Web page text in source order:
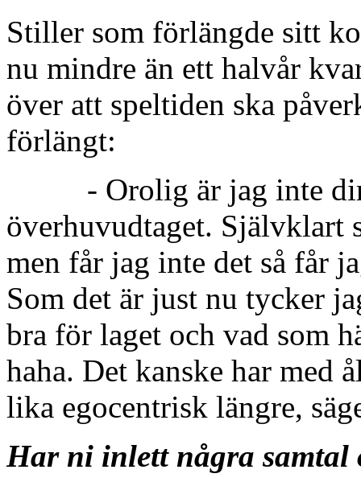
Stiller som förlängde sitt
nu mindre än ett halvår
över att speltiden ska
förlängt:
- Orolig är jag inte
överhuvudtaget. Självklart
men får jag inte det så får
Som det är just nu tycker
bra för laget och vad som
haha. Det kanske har med
lika egocentrisk längre,
Har ni inlett några